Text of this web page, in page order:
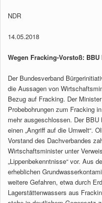
NDR
14.05.2018
Wegen Fracking-Vorstoß:
Der Bundesverband
die Aussagen von
Bezug auf Fracking. Der
Probebohrungen zum Fracking
mehr ausgeschlossen. Der
einen „Angriff auf die Umwelt“.
Vorstand des Dachverbandes
Wirtschaftsminister unter
„Lippenbekenntnisse“ vor. Aus
erheblichen
weitere Gefahren, etwa durch
Lagerstättenwassers aus